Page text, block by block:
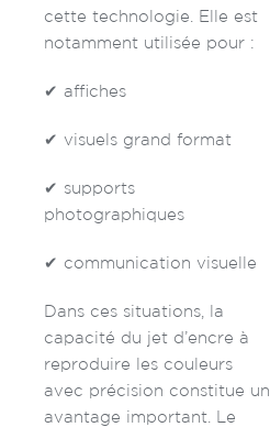
cette technologie. Elle est
notamment utilisée pour :
✔ affiches
✔ visuels grand format
✔ supports
photographiques
✔ communication visuelle
Dans ces situations, la
capacité du jet d’encre à
reproduire les couleurs
avec précision constitue un
avantage important. Le